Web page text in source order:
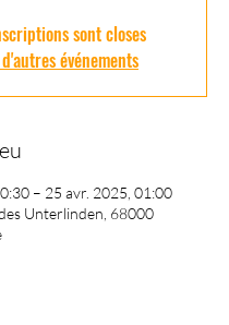
sont closes
événements
– 25 avr. 2025, 01:00
Unterlinden, 68000